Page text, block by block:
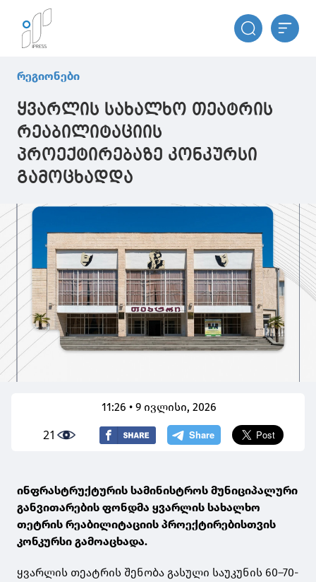
რეგიონები
ყვარლის სახალხო თეატრის
რეაბილიტაციის
პროექტირებაზე კონკურსი
გამოცხადდა
11:26 • 9 ივლისი, 2026
21
ინფრასტრუქტურის სამინისტროს მუნიციპალური
განვითარების ფონდმა ყვარლის სახალხო
თეტრის რეაბილიტაციის პროექტირებისთვის
კონკურსი გამოაცხადა.
ყვარლის თეატრის შენობა გასული საუკუნის 60–70-